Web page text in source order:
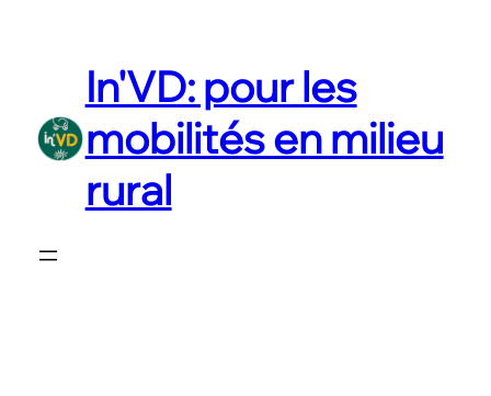
In'VD: pour les
mobilités en milieu
rural